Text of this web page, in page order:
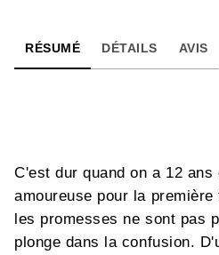
RÉSUMÉ DÉTAILS AVIS
C'est dur quand on a 12 ans
amoureuse pour la
les promesses ne sont pas
plonge dans la confusion.